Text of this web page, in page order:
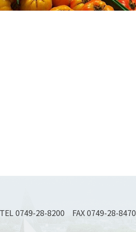
TEL 0749-28-8200 FAX 0749-28-8470